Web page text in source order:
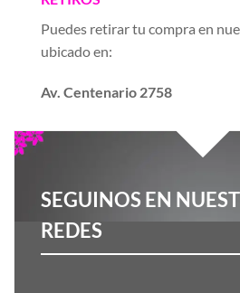
Puedes retirar tu compra en
ubicado en:
Av. Centenario 2758
SEGUINOS EN
REDES